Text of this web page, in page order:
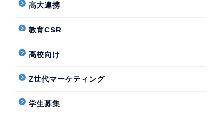
高大連携
教育CSR
高校向け
Z世代マーケティング
学生募集